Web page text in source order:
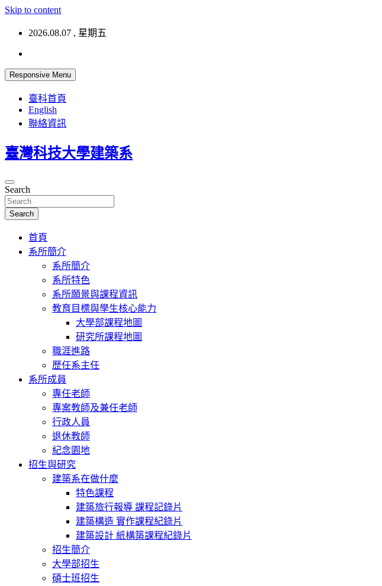
Skip to content
2026.08.07 , 星期五
Responsive Menu
臺科首頁
English
聯絡資訊
臺灣科技大學建築系
Search
Search
首頁
系所簡介
系所簡介
系所特色
系所願景與課程資訊
教育目標與學生核心能力
大學部課程地圖
研究所課程地圖
職涯進路
歷任系主任
系所成員
專任老師
專案教師及兼任老師
行政人員
退休教師
紀念園地
招生與研究
建築系在做什麼
特色課程
建築旅行報導 課程記錄片
建築構造 實作課程紀錄片
建築設計 紙構築課程紀錄片
招生簡介
大學部招生
碩士班招生